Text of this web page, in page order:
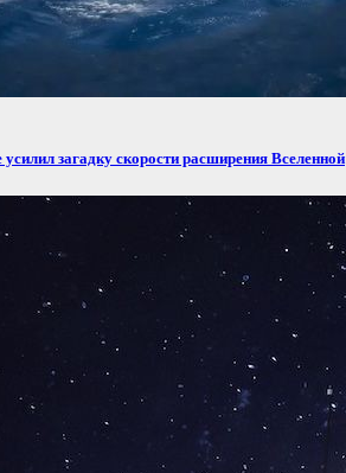
загадку скорости расширения Вселенной